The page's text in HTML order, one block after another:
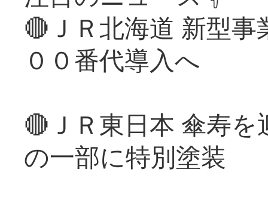
🔴ＪＲ北海道 新型
００番代導入へ
🔴ＪＲ東日本 傘寿
の一部に特別塗装